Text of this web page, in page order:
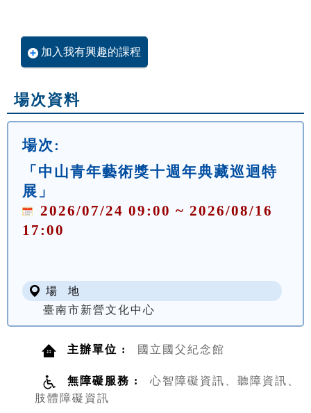
加入我有興趣的課程
場次資料
場次:
「中山青年藝術獎十週年典藏巡迴特
展」
2026/07/24 09:00 ~ 2026/08/16
17:00
場 地
臺南市新營文化中心
主辦單位 : 國立國父紀念館
無障礙服務 :
心智障礙資訊、聽障資訊、
肢體障礙資訊